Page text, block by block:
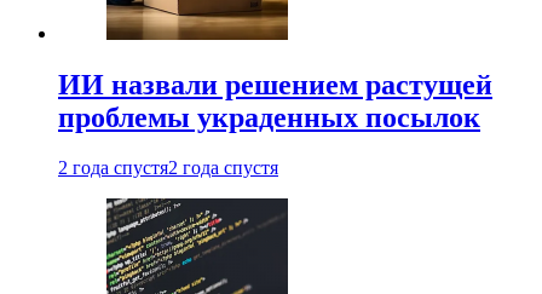
ИИ назвали решением растущей
проблемы украденных посылок
2 года спустя2 года спустя